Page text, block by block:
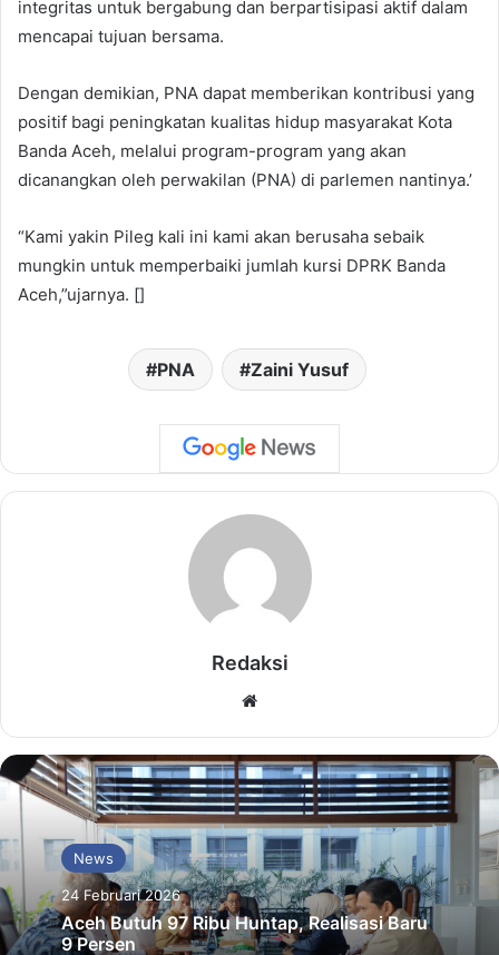
integritas untuk bergabung dan berpartisipasi aktif dalam
mencapai tujuan bersama.
Dengan demikian, PNA dapat memberikan kontribusi yang
positif bagi peningkatan kualitas hidup masyarakat Kota
Banda Aceh, melalui program-program yang akan
dicanangkan oleh perwakilan (PNA) di parlemen nantinya.’
“Kami yakin Pileg kali ini kami akan berusaha sebaik
mungkin untuk memperbaiki jumlah kursi DPRK Banda
Aceh,”ujarnya. []
PNA Zaini Yusuf
Redaksi
News
24 Februari 2026
Aceh Butuh 97 Ribu Huntap, Realisasi Baru
9 Persen